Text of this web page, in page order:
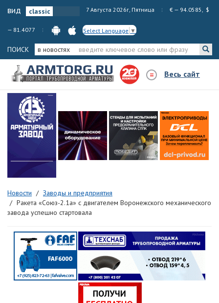
вид 7 Августа 2026г, Пятница € — 94.0585, $
— 81.4077 Select Language ▼
ПОИСК в новостях
Весь сайт
Новости
Заводы и предприятия
Ракета «Союз-2.1а» с двигателем Воронежского механического
завода успешно стартовала